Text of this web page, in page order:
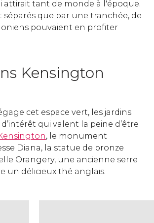
attirait tant de monde à l'époque.
séparés que par une tranchée, de
pouvaient en profiter
Kensington
cet espace vert, les jardins
qui valent la peine d’être
, le monument
Diana, la statue de bronze
Orangery, une ancienne serre
un délicieux thé anglais.